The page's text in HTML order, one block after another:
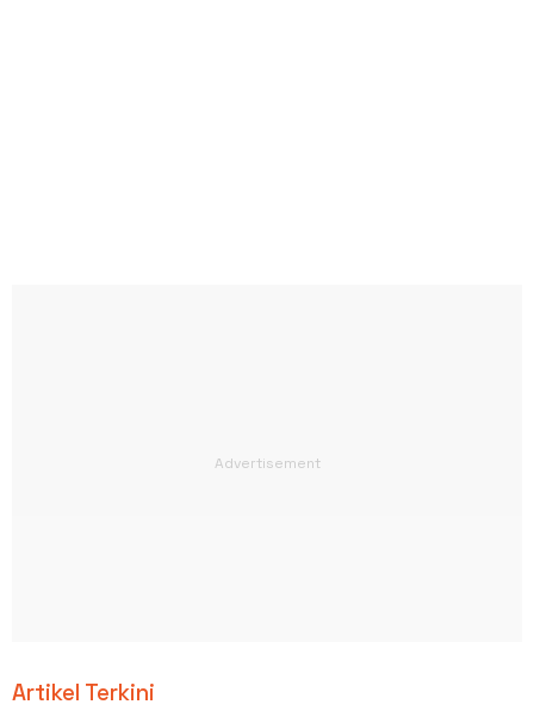
Artikel Terkini